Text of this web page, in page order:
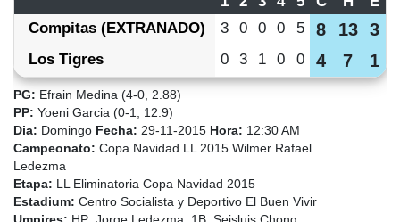
Compitas (EXTRANADO)
3 0 0 0 5 8 13 3
Los Tigres 0 3 1 0 0 4 7 1
PG: Efrain Medina (4-0, 2.88)
PP: Yoeni Garcia (0-1, 12.9)
Dia: Domingo Fecha: 29-11-2015 Hora: 12:30 AM
Campeonato: Copa Navidad LL 2015 Wilmer Rafael
Ledezma
Etapa: LL Eliminatoria Copa Navidad 2015
Estadium: Centro Socialista y Deportivo El Buen Vivir